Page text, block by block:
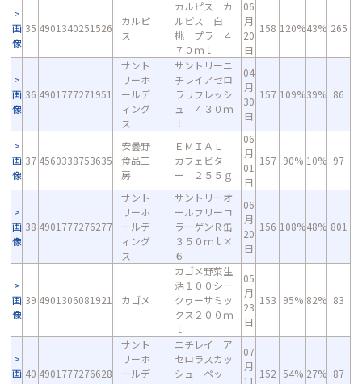
画
像
35 4901340251526
カルピ
ス
カルピス カ
ルピス 白
桃 プラ ４
７０ｍｌ
06
月
20
日
158 120%43% 265
画
像
36 4901777271951
サント
リーホ
ールデ
ィング
ス
サントリーニ
チレイアセロ
ラリフレッシ
ュ ４３０ｍ
ｌ
04
月
30
日
157 109%39% 86
画
像
37 4560338753635
安曇野
食品工
房
ＥＭＩＡＬ
カフェビタ
ー ２５５ｇ
06
月
01
日
157 90% 10% 97
画
像
38 4901777276277
サント
リーホ
ールデ
ィング
ス
サントリーオ
ールフリーコ
ラーゲンＲ缶
３５０ｍｌ×
６
06
月
20
日
156 108%48% 801
画
像
39 4901306081921 カゴメ
カゴメ野菜生
活１００シー
クヮーサミッ
クス２００ｍ
ｌ
05
月
23
日
153 95% 82% 83
画 40 4901777276628
サント
リーホ
ールデ
ニチレイ ア
セロラスカッ
シュ ペッ
07
月
11
152 54% 27% 87